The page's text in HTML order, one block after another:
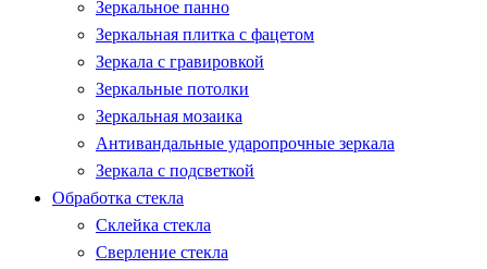
Зеркальное панно
Зеркальная плитка с фацетом
Зеркала с гравировкой
Зеркальные потолки
Зеркальная мозаика
Антивандальные ударопрочные зеркала
Зеркала с подсветкой
Обработка стекла
Склейка стекла
Сверление стекла